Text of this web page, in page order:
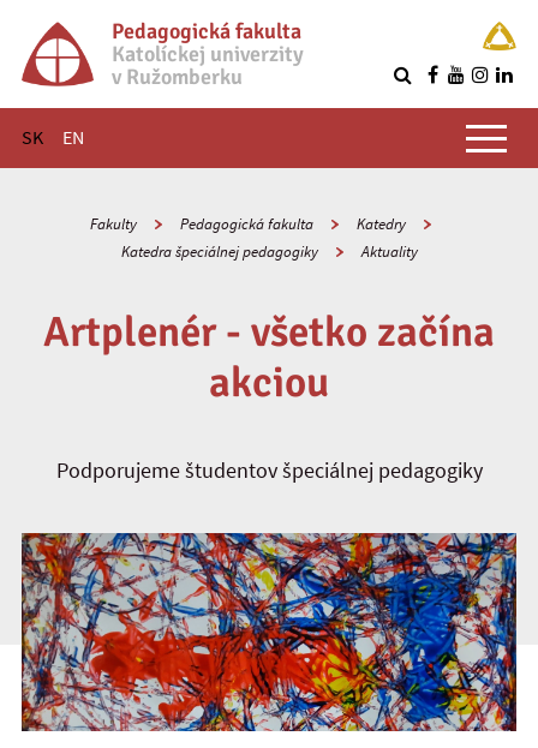
Pedagogická fakulta
Katolíckej univerzity
v Ružomberku
SK EN
Hlavné menu
Fakulty Pedagogická fakulta
Katedry
Katedra špeciálnej pedagogiky
Aktuality
Artplenér - všetko začína
akciou
Podporujeme študentov špeciálnej pedagogiky